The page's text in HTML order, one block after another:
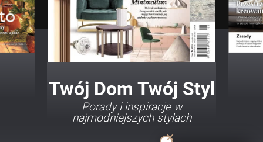
Twój Dom Twój Styl
Porady i inspiracje w
najmodniejszych stylach